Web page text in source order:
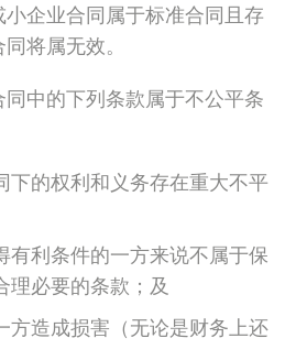
企业合同属于标准合同且存
将属无效。
中的下列条款属于不公平条
下的权利和义务存在重大不平
有利条件的一方来说不属于保
理必要的条款；及
方造成损害（无论是财务上还